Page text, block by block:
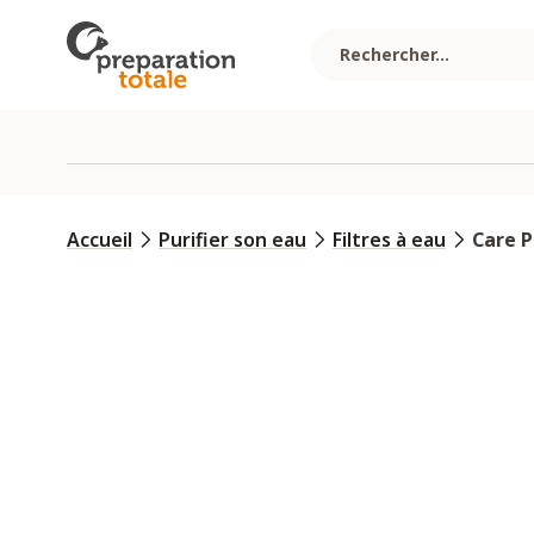
Accueil Purifier son eau Filtres à eau Care